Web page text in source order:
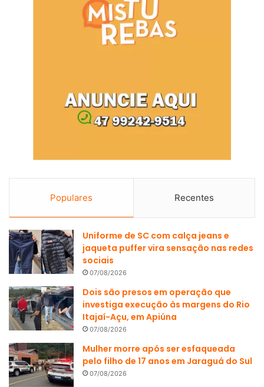
Populares Recentes
Uniforme de SC com calça jeans e
jaqueta puffer vira sensação nas redes
sociais
07/08/2026
Dois são presos em operação que
investiga execução às margens do Rio
Itajaí-Açu, em Apiúna
07/08/2026
Mulher morre após ser esfaqueada
pelo filho de 17 anos em Jaraguá do Sul
07/08/2026